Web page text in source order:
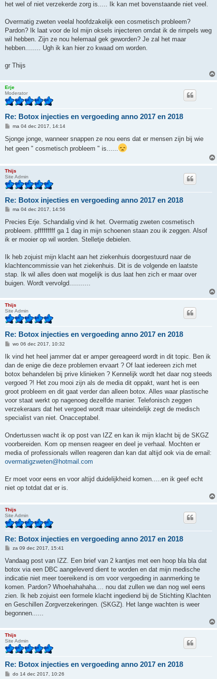
het wel of niet verzekerde zorg is..... Ik kan met bovenstaande niet veel.
Overmatig zweten veelal hoofdzakelijk een cosmetisch probleem?
Pardon? Ik laat voor de lol mijn oksels injecteren omdat ik de rimpels weg
wil hebben. Zijn ze nou helemaal gek geworden? Je zal het maar
hebben........ Ugh ik kan hier zo kwaad om worden.
gr Thijs
Erje
Moderator
Re: Botox injecties en vergoeding anno 2017 en 2018
B
r
c
ma 04 dec 2017, 14:14
Sjonge jonge, wanneer snappen ze nou eens dat er mensen zijn bij wie
het geen " cosmetisch probleem " is......
Thijs
Site Admin
Re: Botox injecties en vergoeding anno 2017 en 2018
B
r
c
h
ma 04 dec 2017, 14:56
Precies Erje. Schandalig vind ik het. Overmatig zweten cosmetisch
probleem. pfffffffff ga 1 dag in mijn schoenen staan zou ik zeggen. Alsof
ik er mooier op wil worden. Stelletje debielen.
Ik heb zojuist mijn klacht aan het ziekenhuis doorgestuurd naar de
klachtencommissie van het ziekenhuis. Dit is de volgende en laatste
stap. Ik wil alles doen wat mogelijk is dus laat hen zich er maar over
buigen. Wordt vervolgd...........
Thijs
Site Admin
Re: Botox injecties en vergoeding anno 2017 en 2018
B
c
h
wo 06 dec 2017, 10:32
Ik vind het heel jammer dat er amper gereageerd wordt in dit topic. Ben ik
dan de enige die deze problemen ervaart ? Of laat iedereen zich met
botox behandelen bij prive klinieken ? Kennelijk wordt het daar nog steeds
vergoed ?! Het zou mooi zijn als de media dit oppakt, want het is een
groot probleem en dit gaat verder dan alleen botox. Alles waar plastische
voor staat werkt op nagenoeg dezelfde manier. Telefonisch zeggen
verzekeraars dat het vergoed wordt maar uiteindelijk zegt de medisch
specialist van niet. Onacceptabel.
Ondertussen wacht ik op post van IZZ en kan ik mijn klacht bij de SKGZ
voorbereiden. Kom op mensen reageer en deel je verhaal. Mochten er
media of professionals willen reageren dan kan dat altijd ook via de email:
overmatigzweten@hotmail.com
Er moet voor eens en voor altijd duidelijkheid komen.....en ik geef echt
niet op totdat dat er is.
Thijs
Site Admin
Re: Botox injecties en vergoeding anno 2017 en 2018
B
r
c
h
za 09 dec 2017, 15:41
Vandaag post van IZZ. Een brief van 2 kantjes met een hoop bla bla dat
botox via een DBC aangeleverd dient te worden en dat mijn medische
indicatie niet meer toereikend is om voor vergoeding in aanmerking te
komen. Pardon? Whoehahahaha.... nou dat zullen we dan nog wel eens
zien. Ik heb zojuist een formele klacht ingediend bij de Stichting Klachten
en Geschillen Zorgverzekeringen. (SKGZ). Het lange wachten is weer
begonnen......
Thijs
Site Admin
Re: Botox injecties en vergoeding anno 2017 en 2018
Bdo 14 dec 2017, 10:26